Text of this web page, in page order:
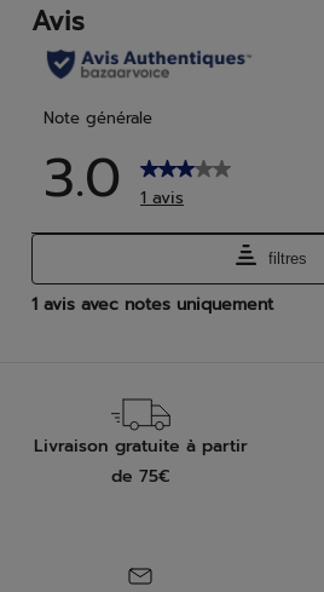
Livraison gratuite à partir
de 75€